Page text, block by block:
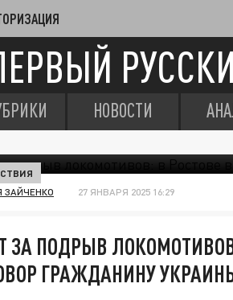
НОВОСТИ
ЗАЙЧЕНКО 27 ЯНВАРЯ 2025 16:29
ЗА ПОДРЫВ
ГРАЖДАНИНУ